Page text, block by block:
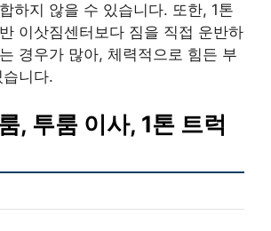
하지 않을 수 있습니다. 또한, 1톤
이삿짐센터보다 짐을 직접 운반하
경우가 많아, 체력적으로 힘든 부
니다.
, 투룸 이사, 1톤 트럭